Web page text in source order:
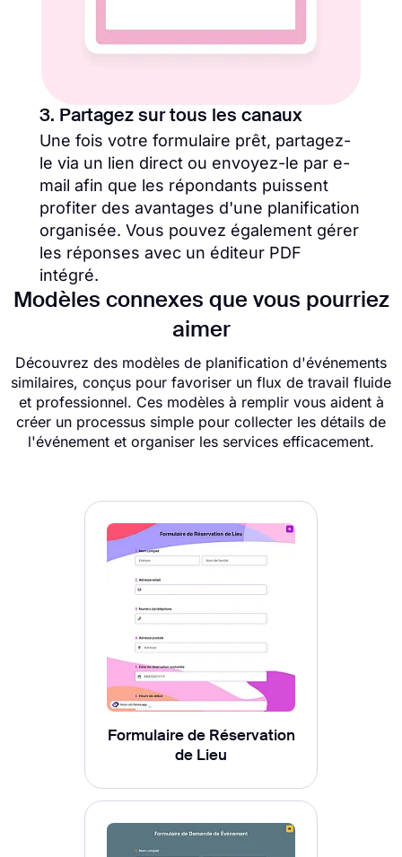
3. Partagez sur tous les canaux
Une fois votre formulaire prêt, partagez-
le via un lien direct ou envoyez-le par e-
mail afin que les répondants puissent
profiter des avantages d'une planification
organisée. Vous pouvez également gérer
les réponses avec un éditeur PDF
intégré.
Modèles connexes que vous pourriez
aimer
Découvrez des modèles de planification d'événements
similaires, conçus pour favoriser un flux de travail fluide
et professionnel. Ces modèles à remplir vous aident à
créer un processus simple pour collecter les détails de
l'événement et organiser les services efficacement.
Formulaire de Réservation
de Lieu